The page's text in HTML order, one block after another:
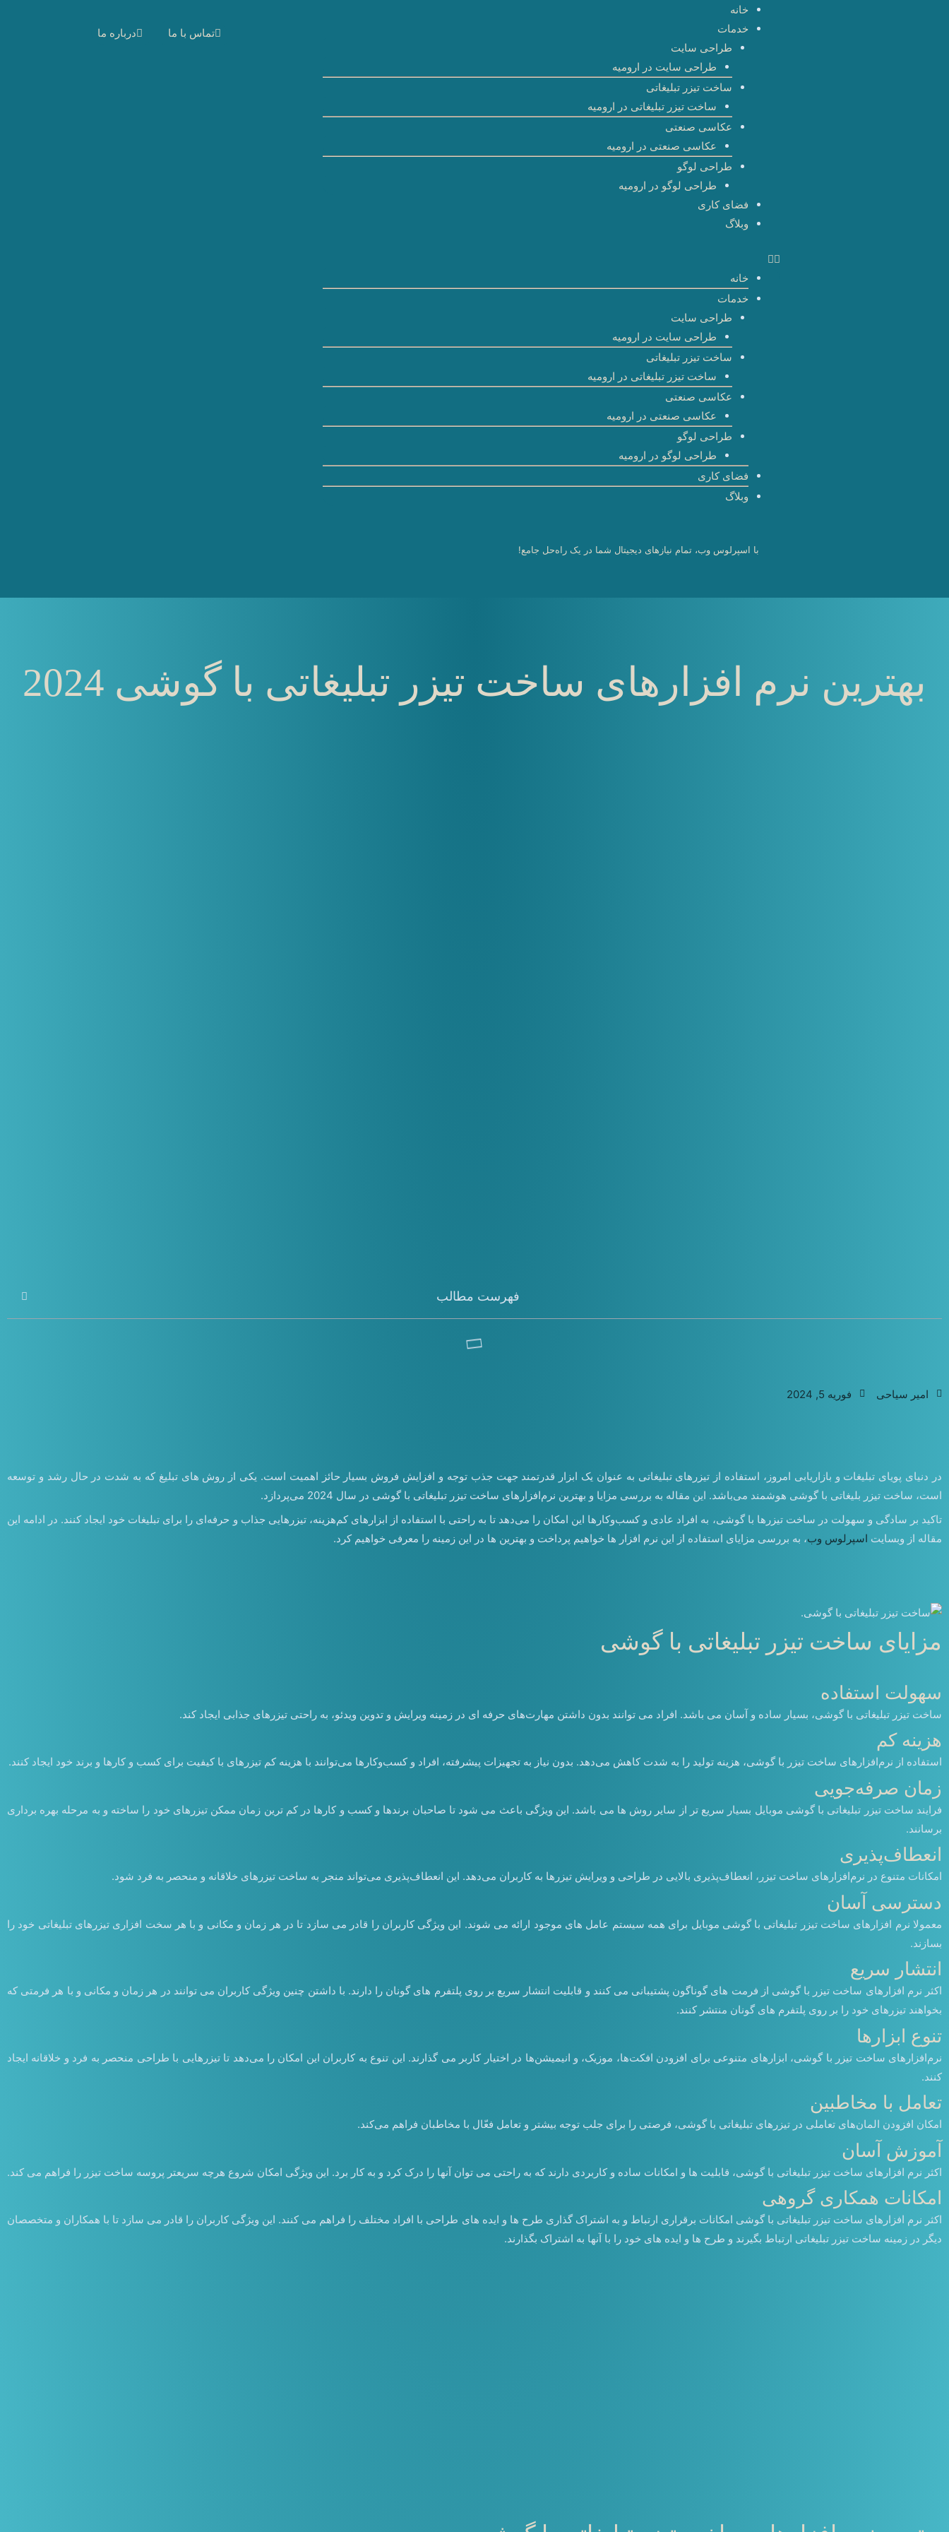
خانه
خدمات
طراحی سایت
طراحی سایت در ارومیه
ساخت تیزر تبلیغاتی
ساخت تیزر تبلیغاتی در ارومیه
عکاسی صنعتی
عکاسی صنعتی در ارومیه
طراحی لوگو
طراحی لوگو در ارومیه
فضای کاری
وبلاگ
خانه
خدمات
طراحی سایت
طراحی سایت در ارومیه
ساخت تیزر تبلیغاتی
ساخت تیزر تبلیغاتی در ارومیه
عکاسی صنعتی
عکاسی صنعتی در ارومیه
طراحی لوگو
طراحی لوگو در ارومیه
فضای کاری
وبلاگ
با اسپرلوس وب، تمام نیازهای دیجیتال شما در یک راه‌حل جامع!
تماس با ما درباره ما
بهترین نرم افزارهای ساخت تیزر تبلیغاتی با گوشی 2024
فهرست مطالب
امیر سیاحی فوریه 5, 2024
در دنیای پویای تبلیغات و بازاریابی امروز، استفاده از تیزرهای تبلیغاتی به عنوان یک ابزار قدرتمند جهت جذب توجه و افزایش فروش بسیار حائز اهمیت است. یکی از روش های تبلیغ که به شدت در حال رشد و توسعه
است، ساخت تیزر بلیغاتی با گوشی هوشمند می‌باشد. این مقاله به بررسی مزایا و بهترین نرم‌افزارهای ساخت تیزر تبلیغاتی با گوشی در سال 2024 می‌پردازد.
تاکید بر سادگی و سهولت در ساخت تیزرها با گوشی، به افراد عادی و کسب‌وکارها این امکان را می‌دهد تا به راحتی با استفاده از ابزارهای کم‌هزینه، تیزرهایی جذاب و حرفه‌ای را برای تبلیغات خود ایجاد کنند. در ادامه این
مقاله از وبسایت اسپرلوس وب، به بررسی مزایای استفاده از این نرم افزار ها خواهیم پرداخت و بهترین ها در این زمینه را معرفی خواهیم کرد.
مزایای ساخت تیزر تبلیغاتی با گوشی
سهولت استفاده
ساخت تیزر تبلیغاتی با گوشی، بسیار ساده و آسان می باشد. افراد می توانند بدون داشتن مهارت‌های حرفه‌ ای در زمینه ویرایش و تدوین ویدئو، به راحتی تیزرهای جذابی ایجاد کند.
هزینه کم
استفاده از نرم‌افزارهای ساخت تیزر با گوشی، هزینه تولید را به شدت کاهش می‌دهد. بدون نیاز به تجهیزات پیشرفته، افراد و کسب‌وکارها می‌توانند با هزینه کم تیزرهای با کیفیت برای کسب و کارها و برند خود ایجاد کنند.
زمان صرفه‌جویی
فرایند ساخت تیزر تبلیغاتی با گوشی موبایل بسیار سریع تر از سایر روش ها می باشد. این ویژگی باعث می شود تا صاحبان برندها و کسب و کارها در کم ترین زمان ممکن تیزرهای خود را ساخته و به مرحله بهره برداری
برسانند.
انعطاف‌پذیری
امکانات متنوع در نرم‌افزارهای ساخت تیزر، انعطاف‌پذیری بالایی در طراحی و ویرایش تیزرها به کاربران می‌دهد. این انعطاف‌پذیری می‌تواند منجر به ساخت تیزرهای خلاقانه و منحصر به فرد شود.
دسترسی آسان
معمولا نرم افزارهای ساخت تیزر تبلیغاتی با گوشی موبایل برای همه سیستم عامل های موجود ارائه می شوند. این ویژگی کاربران را قادر می سازد تا در هر زمان و مکانی و با هر سخت افزاری تیزرهای تبلیغاتی خود را
بسازند.
انتشار سریع
اکثر نرم افزارهای ساخت تیزر با گوشی از فرمت های گوناگون پشتیبانی می کنند و قابلیت انتشار سریع بر روی پلتفرم های گونان را دارند. با داشتن چنین ویژگی کاربران می توانند در هر زمان و مکانی و با هر فرمتی که
بخواهند تیزرهای خود را بر روی پلتفرم های گونان منتشر کنند.
تنوع ابزارها
نرم‌افزارهای ساخت تیزر با گوشی، ابزارهای متنوعی برای افزودن افکت‌ها، موزیک، و انیمیشن‌ها در اختیار کاربر می گذارند. این تنوع به کاربران این امکان را می‌دهد تا تیزرهایی با طراحی منحصر به فرد و خلاقانه ایجاد
کنند.
تعامل با مخاطبین
امکان افزودن المان‌های تعاملی در تیزرهای تبلیغاتی با گوشی، فرصتی را برای جلب توجه بیشتر و تعامل فعّال با مخاطبان فراهم می‌کند.
آموزش آسان
اکثر نرم افزارهای ساخت تیزر تبلیغاتی با گوشی، قابلیت ها و امکانات ساده و کاربردی دارند که به راحتی می توان آنها را درک کرد و به کار برد. این ویژگی امکان شروع هرچه سریعتر پروسه ساخت تیزر را فراهم می کند.
امکانات همکاری گروهی
اکثر نرم افزارهای ساخت تیزر تبلیغاتی با گوشی امکانات برقراری ارتباط و به اشتراک گذاری طرح ها و ایده های طراحی با افراد مختلف را فراهم می کنند. این ویژگی کاربران را قادر می سازد تا با همکاران و متخصصان
دیگر در زمینه ساخت تیزر تبلیغاتی ارتباط بگیرند و طرح ها و ایده های خود را با آنها به اشتراک بگذارند.